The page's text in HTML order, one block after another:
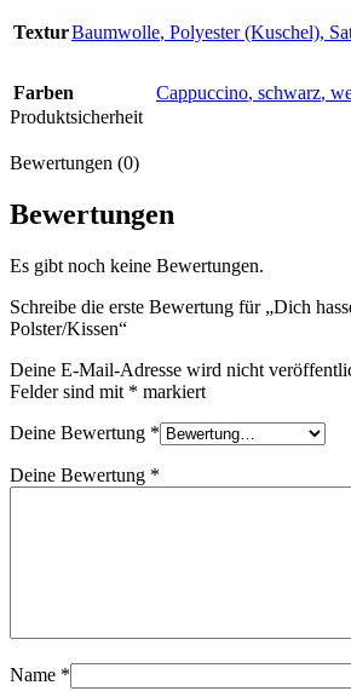
TexturBaumwolle, Polyester (Kuschel),
Farben Cappuccino, schwarz,
Produktsicherheit
Bewertungen (0)
Bewertungen
Es gibt noch keine Bewertungen.
Schreibe die erste Bewertung für „Dich
Polster/Kissen“
Deine E-Mail-Adresse wird nicht
Felder sind mit * markiert
Deine Bewertung *
Deine Bewertung *
Name *